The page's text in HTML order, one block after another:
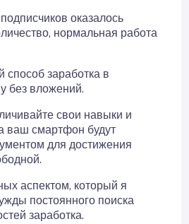
оказалось
нормальная работа
заработка в
без вложений.
свои навыки и
ваш смартфон будут
для достижения
аспектом, который я
постоянного поиска
заработка.